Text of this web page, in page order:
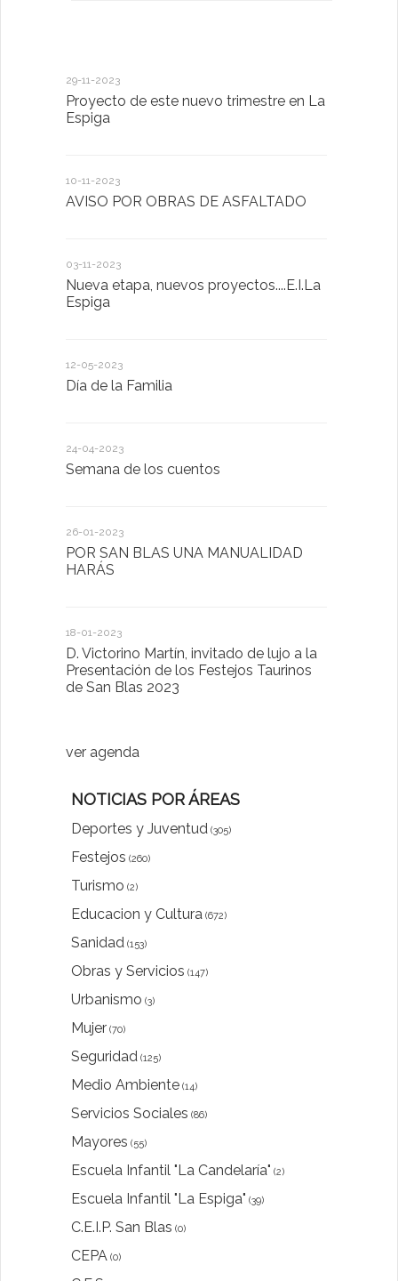
29-11-2023
Proyecto de este nuevo trimestre en La
Espiga
10-11-2023
AVISO POR OBRAS DE ASFALTADO
03-11-2023
Nueva etapa, nuevos proyectos....E.I.La
Espiga
12-05-2023
Día de la Familia
24-04-2023
Semana de los cuentos
26-01-2023
POR SAN BLAS UNA MANUALIDAD
HARÁS
18-01-2023
D. Victorino Martín, invitado de lujo a la
Presentación de los Festejos Taurinos
de San Blas 2023
ver agenda
NOTICIAS POR ÁREAS
Deportes y Juventud (305)
Festejos (260)
Turismo (2)
Educacion y Cultura (672)
Sanidad (153)
Obras y Servicios (147)
Urbanismo (3)
Mujer (70)
Seguridad (125)
Medio Ambiente (14)
Servicios Sociales (86)
Mayores (55)
Escuela Infantil "La Candelaría" (2)
Escuela Infantil "La Espiga" (39)
C.E.I.P. San Blas (0)
CEPA (0)